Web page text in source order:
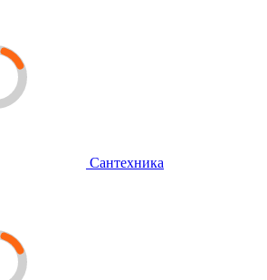
Сантехника